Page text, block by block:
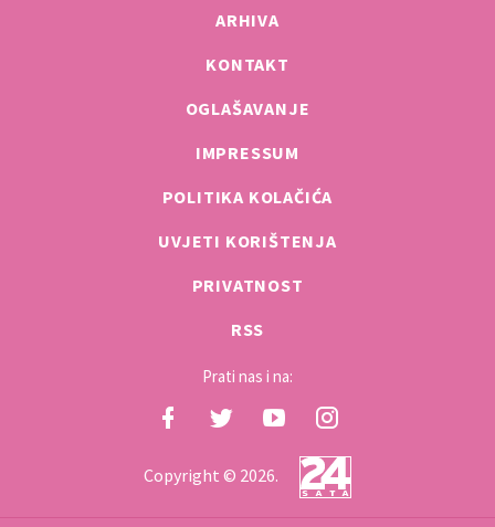
ARHIVA
KONTAKT
OGLAŠAVANJE
IMPRESSUM
POLITIKA KOLAČIĆA
UVJETI KORIŠTENJA
PRIVATNOST
RSS
Prati nas i na:
Copyright © 2026.